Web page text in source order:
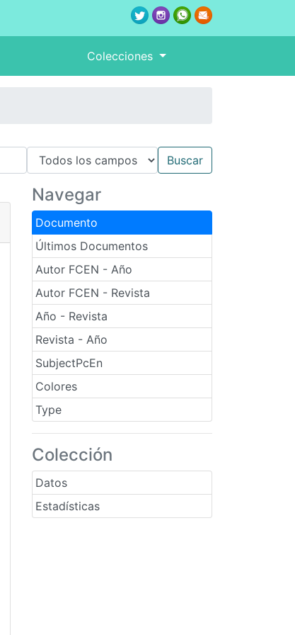
Colecciones
Navegar
Documento
Últimos Documentos
Autor FCEN - Año
Autor FCEN - Revista
Año - Revista
Revista - Año
SubjectPcEn
Colores
Type
Colección
Datos
Estadísticas